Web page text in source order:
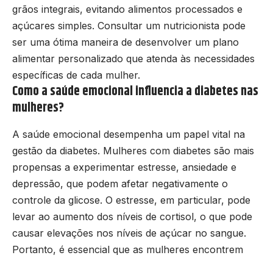
grãos integrais, evitando alimentos processados e
açúcares simples. Consultar um nutricionista pode
ser uma ótima maneira de desenvolver um plano
alimentar personalizado que atenda às necessidades
específicas de cada mulher.
Como a saúde emocional influencia a diabetes nas
mulheres?
A saúde emocional desempenha um papel vital na
gestão da diabetes. Mulheres com diabetes são mais
propensas a experimentar estresse, ansiedade e
depressão, que podem afetar negativamente o
controle da glicose. O estresse, em particular, pode
levar ao aumento dos níveis de cortisol, o que pode
causar elevações nos níveis de açúcar no sangue.
Portanto, é essencial que as mulheres encontrem